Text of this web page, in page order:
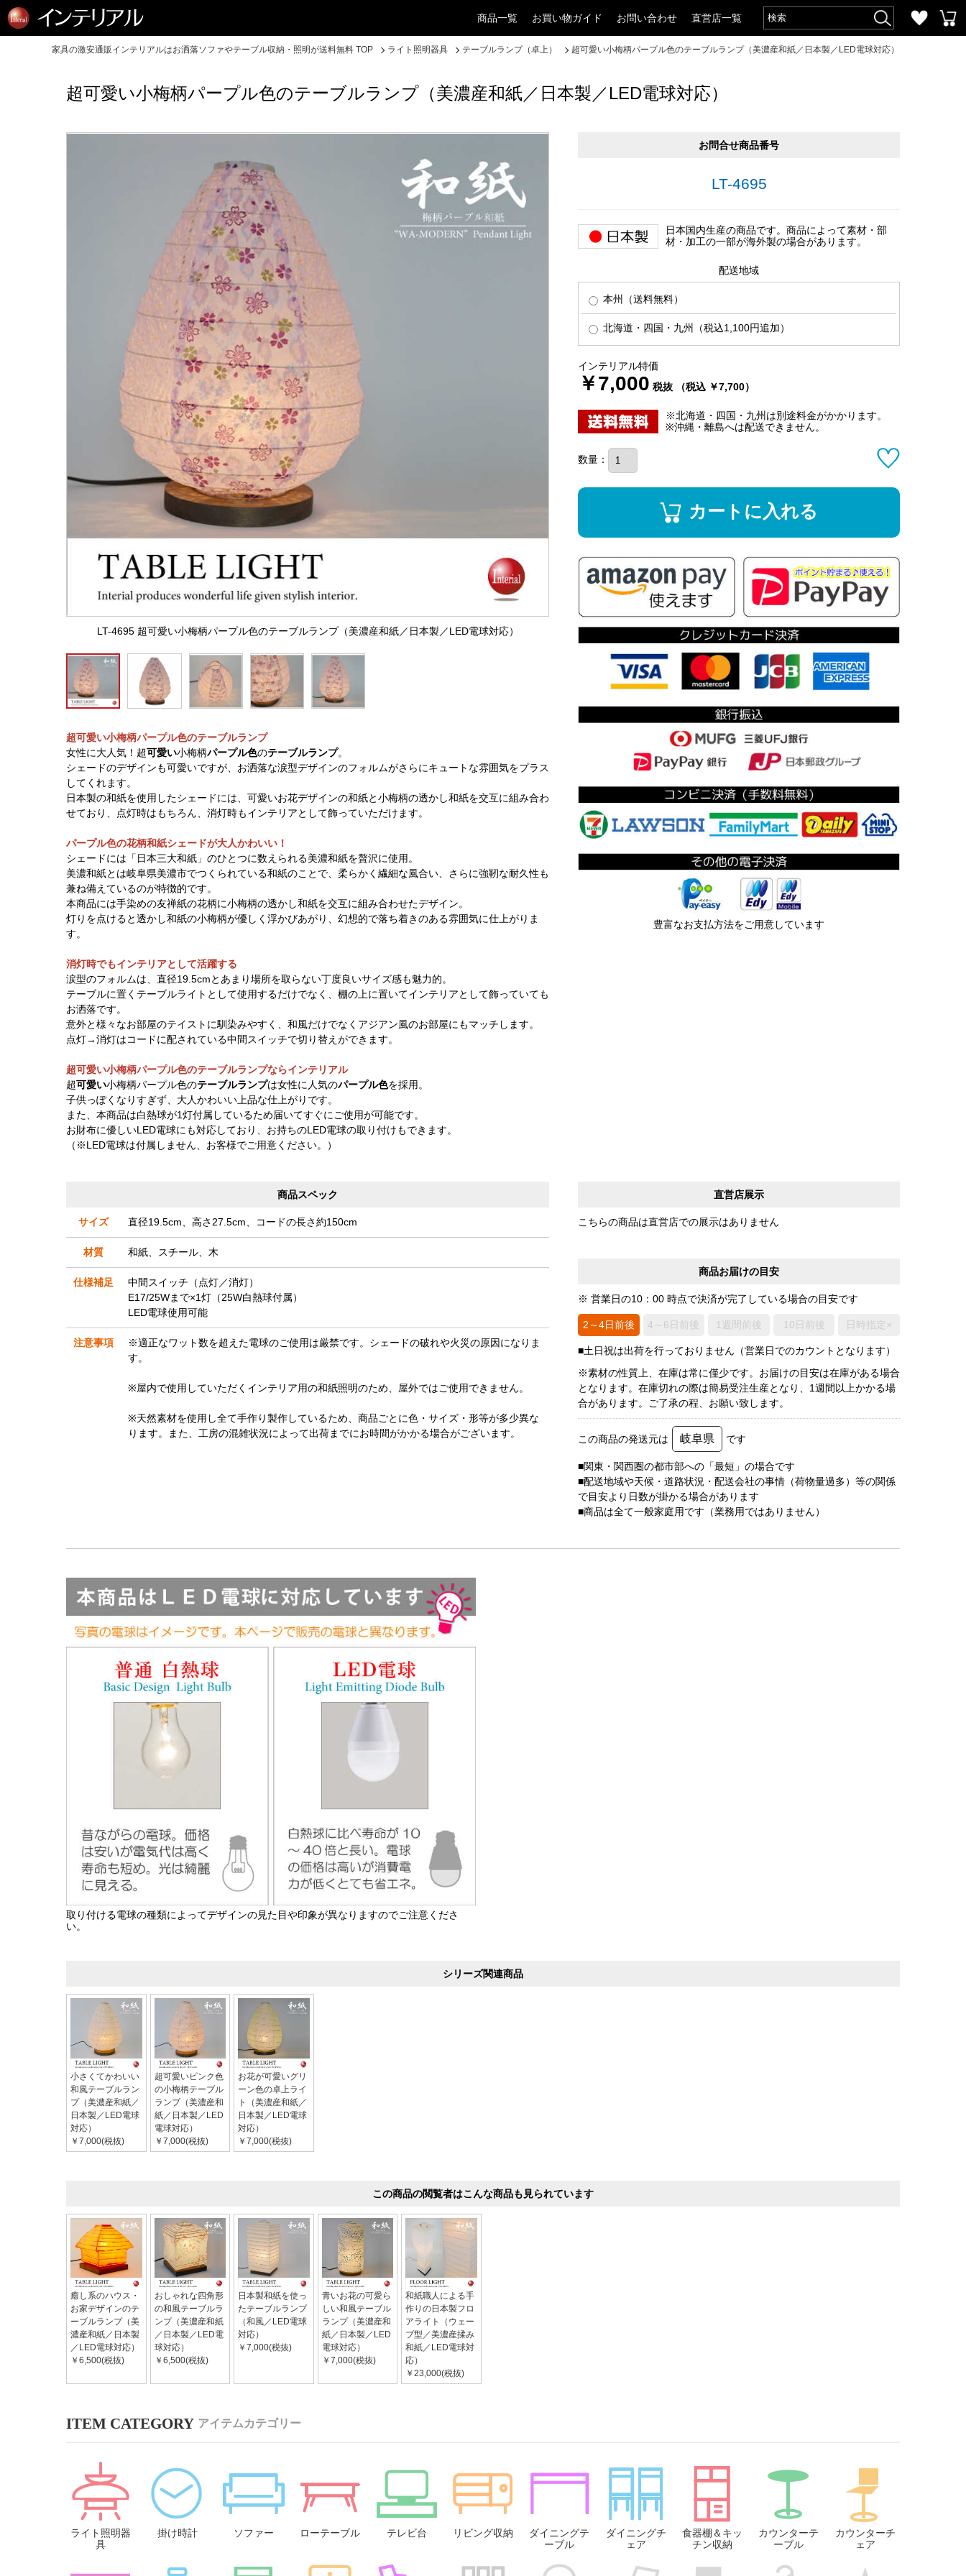
商品一覧 お買い物ガイド お問い合わせ 直営店一覧
家具の激安通販インテリアルはお洒落ソファやテーブル収納・照明が送料無料 TOP ライト照明器具 テーブルランプ（卓上） 超可愛い小梅柄パープル色のテーブルランプ（美濃産和紙／日本製／LED電球対応）
超可愛い小梅柄パープル色のテーブルランプ（美濃産和紙／日本製／LED電球対応）
LT-4695 超可愛い小梅柄パープル色のテーブルランプ（美濃産和紙／日本製／LED電球対応）
超可愛い小梅柄パープル色のテーブルランプ
女性に大人気！超可愛い小梅柄パープル色のテーブルランプ。
シェードのデザインも可愛いですが、お洒落な涙型デザインのフォルムがさらにキュートな雰囲気をプラス
してくれます。
日本製の和紙を使用したシェードには、可愛いお花デザインの和紙と小梅柄の透かし和紙を交互に組み合わ
せており、点灯時はもちろん、消灯時もインテリアとして飾っていただけます。
パープル色の花柄和紙シェードが大人かわいい！
シェードには「日本三大和紙」のひとつに数えられる美濃和紙を贅沢に使用。
美濃和紙とは岐阜県美濃市でつくられている和紙のことで、柔らかく繊細な風合い、さらに強靭な耐久性も
兼ね備えているのが特徴的です。
本商品には手染めの友禅紙の花柄に小梅柄の透かし和紙を交互に組み合わせたデザイン。
灯りを点けると透かし和紙の小梅柄が優しく浮かびあがり、幻想的で落ち着きのある雰囲気に仕上がりま
す。
消灯時でもインテリアとして活躍する
涙型のフォルムは、直径19.5cmとあまり場所を取らない丁度良いサイズ感も魅力的。
テーブルに置くテーブルライトとして使用するだけでなく、棚の上に置いてインテリアとして飾っていても
お洒落です。
意外と様々なお部屋のテイストに馴染みやすく、和風だけでなくアジアン風のお部屋にもマッチします。
点灯→消灯はコードに配されている中間スイッチで切り替えができます。
超可愛い小梅柄パープル色のテーブルランプならインテリアル
超可愛い小梅柄パープル色のテーブルランプは女性に人気のパープル色を採用。
子供っぽくなりすぎず、大人かわいい上品な仕上がりです。
また、本商品は白熱球が1灯付属しているため届いてすぐにご使用が可能です。
お財布に優しいLED電球にも対応しており、お持ちのLED電球の取り付けもできます。
（※LED電球は付属しません、お客様でご用意ください。）
お問合せ商品番号
LT-4695
日本国内生産の商品です。商品によって素材・部
材・加工の一部が海外製の場合があります。
配送地域
本州（送料無料）
北海道・四国・九州（税込1,100円追加）
インテリアル特価
￥7,000 税抜 （税込 ￥7,700）
※北海道・四国・九州は別途料金がかかります。
※沖縄・離島へは配送できません。
数量：
カートに入れる
豊富なお支払方法をご用意しています
直営店展示
こちらの商品は直営店での展示はありません
商品お届けの目安
※ 営業日の10：00 時点で決済が完了している場合の目安です
2～4日前後 4～6日前後 1週間前後 10日前後 日時指定×
■土日祝は出荷を行っておりません（営業日でのカウントとなります）
※素材の性質上、在庫は常に僅少です。お届けの目安は在庫がある場合
となります。在庫切れの際は簡易受注生産となり、1週間以上かかる場
合があります。ご了承の程、お願い致します。
この商品の発送元は 岐阜県 です
■関東・関西圏の都市部への「最短」の場合です
■配送地域や天候・道路状況・配送会社の事情（荷物量過多）等の関係
で目安より日数が掛かる場合があります
■商品は全て一般家庭用です（業務用ではありません）
商品スペック
サイズ 直径19.5cm、高さ27.5cm、コードの長さ約150cm
材質 和紙、スチール、木
仕様補足
中間スイッチ（点灯／消灯）
E17/25Wまで×1灯（25W白熱球付属）
LED電球使用可能
注意事項
※適正なワット数を超えた電球のご使用は厳禁です。シェードの破れや火災の原因になりま
す。
※屋内で使用していただくインテリア用の和紙照明のため、屋外ではご使用できません。
※天然素材を使用し全て手作り製作しているため、商品ごとに色・サイズ・形等が多少異な
ります。また、工房の混雑状況によって出荷までにお時間がかかる場合がございます。
取り付ける電球の種類によってデザインの見た目や印象が異なりますのでご注意くださ
い。
シリーズ関連商品
小さくてかわいい
和風テーブルラン
プ（美濃産和紙／
日本製／LED電球
対応）
￥7,000(税抜)
超可愛いピンク色
の小梅柄テーブル
ランプ（美濃産和
紙／日本製／LED
電球対応）
￥7,000(税抜)
お花が可愛いグリ
ーン色の卓上ライ
ト（美濃産和紙／
日本製／LED電球
対応）
￥7,000(税抜)
この商品の閲覧者はこんな商品も見られています
癒し系のハウス・
お家デザインのテ
ーブルランプ（美
濃産和紙／日本製
／LED電球対応）
￥6,500(税抜)
おしゃれな四角形
の和風テーブルラ
ンプ（美濃産和紙
／日本製／LED電
球対応）
￥6,500(税抜)
日本製和紙を使っ
たテーブルランプ
（和風／LED電球
対応）
￥7,000(税抜)
青いお花の可愛ら
しい和風テーブル
ランプ（美濃産和
紙／日本製／LED
電球対応）
￥7,000(税抜)
和紙職人による手
作りの日本製フロ
アライト（ウェー
ブ型／美濃産揉み
和紙／LED電球対
応）
￥23,000(税抜)
アイテムカテゴリー
ライト照明器
具
掛け時計 ソファー ローテーブル テレビ台 リビング収納
ダイニングテ
ーブル
ダイニングチ
ェア
食器棚＆キッ
チン収納
カウンターテ
ーブル
カウンターチ
ェア